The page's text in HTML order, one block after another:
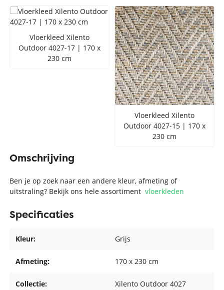
Vloerkleed Xilento
Outdoor 4027-17 | 170 x
230 cm
Vloerkleed Xilento
Outdoor 4027-15 | 170 x
230 cm
Omschrijving
Ben je op zoek naar een andere kleur, afmeting of
uitstraling? Bekijk ons hele assortimentvloerkleden
Specificaties
Kleur: Grijs
Afmeting: 170 x 230 cm
Collectie: Xilento Outdoor 4027